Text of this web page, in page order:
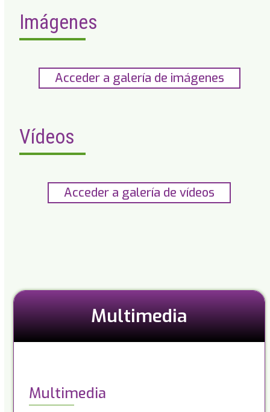
Imágenes
Acceder a galería de imágenes
Vídeos
Acceder a galería de vídeos
Multimedia
Multimedia